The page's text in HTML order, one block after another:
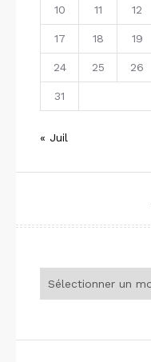
10 11 12
17 18 19
24 25 26
31
« Juil